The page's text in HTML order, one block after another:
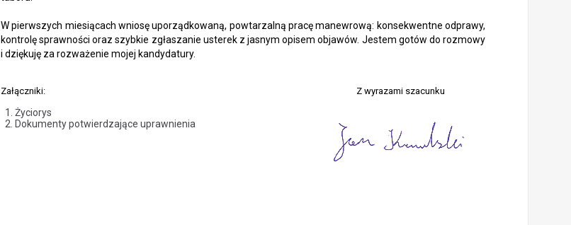
W pierwszych miesiącach wniosę uporządkowaną, powtarzalną pracę manewrową: konsekwentne odprawy,
kontrolę sprawności oraz szybkie zgłaszanie usterek z jasnym opisem objawów. Jestem gotów do rozmowy
i dziękuję za rozważenie mojej kandydatury.
Załączniki:
Życiorys
Dokumenty potwierdzające uprawnienia
Z wyrazami szacunku